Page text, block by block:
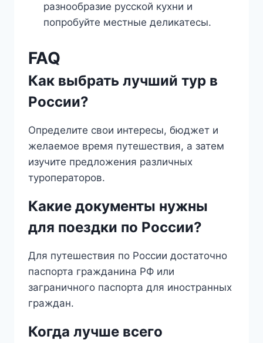
разнообразие русской кухни и
попробуйте местные деликатесы.
FAQ
Как выбрать лучший тур в
России?
Определите свои интересы, бюджет и
желаемое время путешествия, а затем
изучите предложения различных
туроператоров.
Какие документы нужны
для поездки по России?
Для путешествия по России достаточно
паспорта гражданина РФ или
заграничного паспорта для иностранных
граждан.
Когда лучше всего